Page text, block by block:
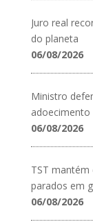
Juro real
do planeta
06/08/2026
Ministro
06/08/2026
TST
parados em
06/08/2026